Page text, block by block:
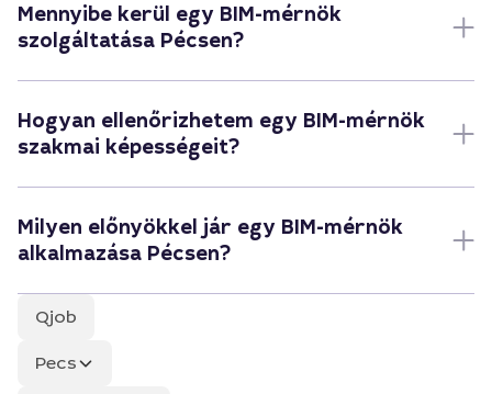
Mennyibe kerül egy BIM-mérnök
szolgáltatása Pécsen?
Hogyan ellenőrizhetem egy BIM-mérnök
szakmai képességeit?
Milyen előnyökkel jár egy BIM-mérnök
alkalmazása Pécsen?
Qjob
Pecs